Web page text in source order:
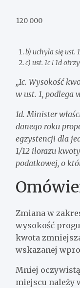
120 000
b) uchyla się ust.
c) ust. 1c i 1d
„1c. Wysokość
w ust. 1, podlega
1d. Minister
danego roku
egzystencji dla
1/12 ilorazu
podatkowej, o
Zmiana w
wysokość
kwota
wskazanej
Mniej oczywistą
miejscu należy